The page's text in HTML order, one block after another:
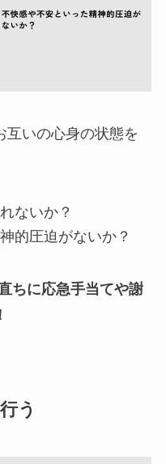
互いの心身の状態を
ないか？
的圧迫がないか？
ちに応急手当てや謝
う